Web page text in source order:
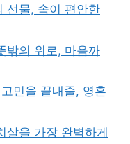
선물, 속이 편안한
밖의 위로, 마음까
민을 끝내줄, 영혼
살을 가장 완벽하게